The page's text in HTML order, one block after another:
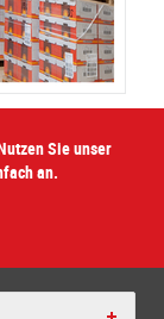
Sie unser
an.